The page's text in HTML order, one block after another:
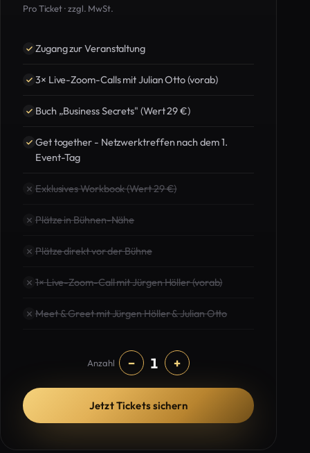
Pro Ticket · zzgl. MwSt.
Zugang zur Veranstaltung
3× Live-Zoom-Calls mit Julian Otto (vorab)
Buch „Business Secrets" (Wert 29 €)
Get together - Netzwerktreffen nach dem 1.
Event-Tag
Exklusives Workbook (Wert 29 €)
Plätze in Bühnen-Nähe
Plätze direkt vor der Bühne
1× Live-Zoom-Call mit Jürgen Höller (vorab)
Meet & Greet mit Jürgen Höller & Julian Otto
Anzahl − 1 +
Jetzt Tickets sichern